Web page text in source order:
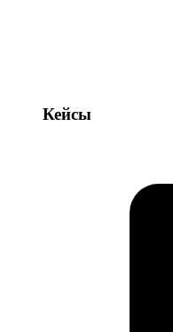
Кейсы
Кейсы